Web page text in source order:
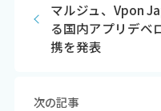
マルジュ、Vpon
る国内アプリデベ
携を発表
次の記事